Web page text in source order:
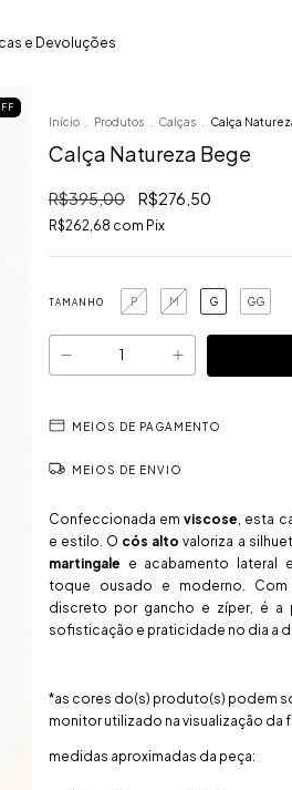
e Devoluções
Início Produtos Calças Calça
Calça Natureza Bege
R$395,00 R$276,50
R$262,68 com Pix
TAMANHO P M G GG
MEIOS DE PAGAMENTO
MEIOS DE ENVIO
Confeccionada emviscose , esta
e estilo. O cós alto valoriza a
martingale e acabamento lateral
toque ousado e moderno. Com
discreto por gancho e zíper, é a
sofisticação e praticidade no dia a
*as cores do(s) produto(s) podem
monitor utilizado na visualização da
medidas aproximadas da peça: